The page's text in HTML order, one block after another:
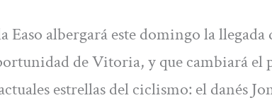
Easo albergará este domingo la llegada
de Vitoria, y que cambiará el
estrellas del ciclismo: el danés